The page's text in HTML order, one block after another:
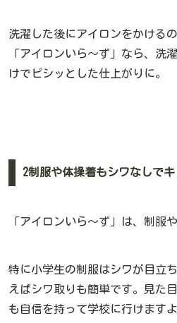
洗濯した後にアイロンをかける
「アイロンいら〜ず」なら、洗
けでピシッとした仕上がりに。
2制服や体操着もシワなしでキ
「アイロンいら〜ず」は、制服
特に小学生の制服はシワが目立
えばシワ取りも簡単です。見た
も自信を持って学校に行けますよ